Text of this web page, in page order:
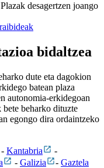
desagertzen joango
bidaltzea
dute eta dagokion
batean plaza
autonomia-erkidegoan
beharko dituzte
egongo dira ordaintzeko
- Kantabria
-
- Galizia - Gaztela